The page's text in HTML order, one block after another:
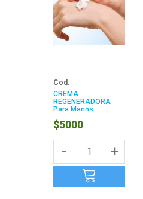
Cod.
CREMA
REGENERADORA
Para Manos
$5000
- +